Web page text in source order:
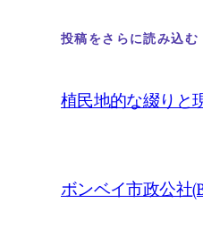
投稿をさらに読み込む
植民地的な綴りと
ボンベイ市政公社